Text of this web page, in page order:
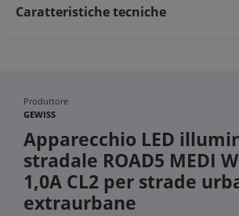
Caratteristiche tecniche
Produttore
GEWISS
Apparecchio LED
stradale ROAD5 MEDI
1,0A CL2 per strade
extraurbane